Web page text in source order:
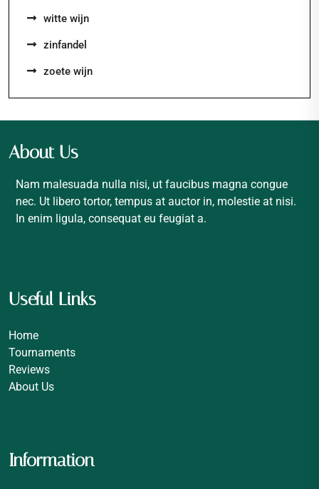
witte wijn
zinfandel
zoete wijn
About Us
Nam malesuada nulla nisi, ut faucibus magna congue
nec. Ut libero tortor, tempus at auctor in, molestie at nisi.
In enim ligula, consequat eu feugiat a.
Useful Links
Home
Tournaments
Reviews
About Us
Information